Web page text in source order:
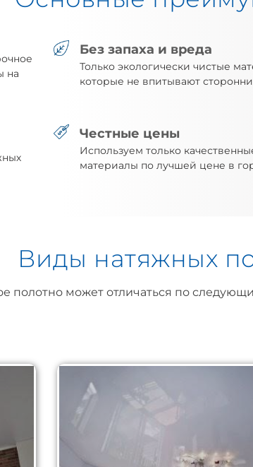
на
Без запаха и вреда
Только экологически чистые
которые не впитывают
Честные цены
Используем только
материалы по лучшей цене в
Виды натяжных
полотно может отличаться по